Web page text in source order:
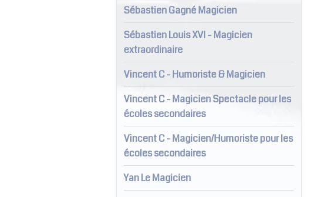
Sébastien Gagné Magicien
Sébastien Louis XVI - Magicien
extraordinaire
Vincent C - Humoriste & Magicien
Vincent C - Magicien Spectacle pour les
écoles secondaires
Vincent C - Magicien/Humoriste pour les
écoles secondaires
Yan Le Magicien